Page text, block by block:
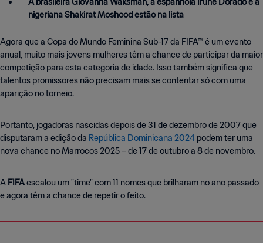
nigeriana Shakirat Moshood estão na lista
Agora que a Copa do Mundo Feminina Sub-17 da FIFA™ é um evento
anual, muito mais jovens mulheres têm a chance de participar da maior
competição para esta categoria de idade. Isso também significa que
talentos promissores não precisam mais se contentar só com uma
aparição no torneio.
Portanto, jogadoras nascidas depois de 31 de dezembro de 2007 que
disputaram a edição da República Dominicana 2024 podem ter uma
nova chance no Marrocos 2025 – de 17 de outubro a 8 de novembro.
A FIFAescalou um "time" com 11 nomes que brilharam no ano passado
e agora têm a chance de repetir o feito.